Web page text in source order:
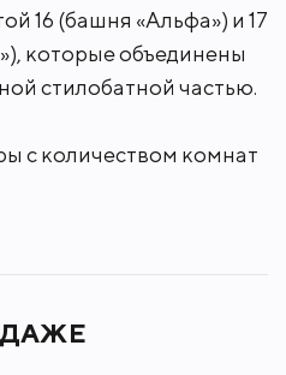
16 (башня «Альфа») и 17
которые объединены
стилобатной частью.
с количеством комнат
Высота потолков